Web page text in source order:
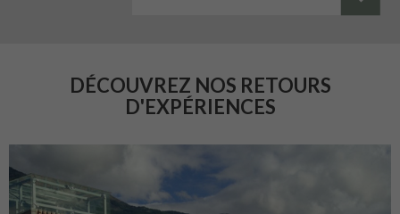
DÉCOUVREZ NOS RETOURS
D'EXPÉRIENCES